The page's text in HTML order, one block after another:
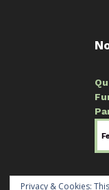
Privacy & Cookies: